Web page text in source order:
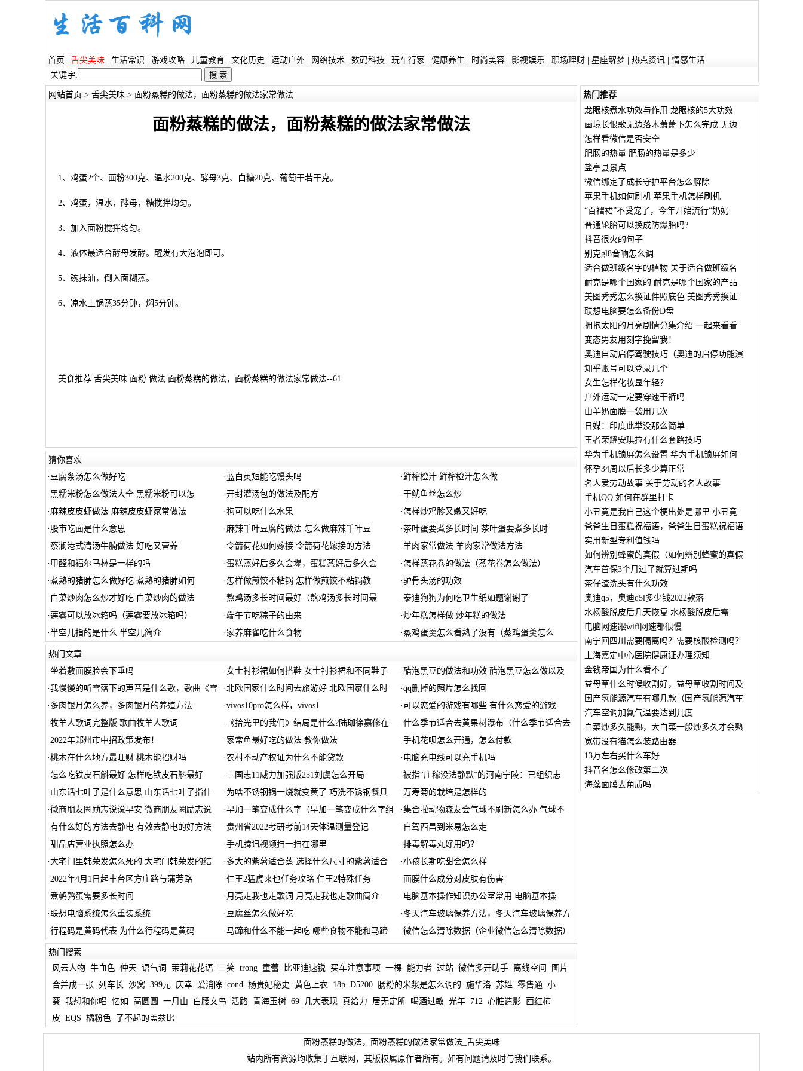
首页 舌尖美味| 生活常识 游戏攻略| 儿童教育| 文化历史 运动户外| 网络技术| 数码科技 玩车行家 健康养生 时尚美容| 影视娱乐 职场理财| 星座解梦| 热点资讯| 情感生活
关键字:
网站首页 > 舌尖美味> 面粉蒸糕的做法，面粉蒸糕的做法家常做法
面粉蒸糕的做法，面粉蒸糕的做法家常做法
1、鸡蛋2个、面粉300克、温水200克、酵母3克、白糖20克、葡萄干若干克。
2、鸡蛋，温水，酵母，糖搅拌均匀。
3、加入面粉搅拌均匀。
4、液体最适合酵母发酵。醒发有大泡泡即可。
5、碗抹油，倒入面糊蒸。
6、凉水上锅蒸35分钟，焖5分钟。
美食推荐 舌尖美味 面粉 做法 面粉蒸糕的做法，面粉蒸糕的做法家常做法--61
猜你喜欢
· 豆腐条汤怎么做好吃 · 蓝白英短能吃馒头吗 ·鲜榨橙汁 鲜榨橙汁怎么做
·黑糯米粉怎么做法大全 黑糯米粉可以怎 ·开封灌汤包的做法及配方 ·干鱿鱼丝怎么炒
·麻辣皮皮虾做法 麻辣皮皮虾家常做法 ·狗可以吃什么水果 · 怎样炒鸡胗又嫩又好吃
· 股市吃面是什么意思 ·麻辣千叶豆腐的做法 怎么做麻辣千叶豆 ·茶叶蛋要煮多长时间 茶叶蛋要煮多长时
·蔡澜港式清汤牛腩做法 好吃又营养 ·令箭荷花如何嫁接 令箭荷花嫁接的方法 ·羊肉家常做法 羊肉家常做法方法
· 甲醛和福尔马林是一样的吗 ·蛋糕蒸好后多久会塌，蛋糕蒸好后多久会 · 怎样蒸花卷的做法（蒸花卷怎么做法）
·煮熟的猪肺怎么做好吃 煮熟的猪肺如何 · 怎样做煎饺不粘锅 怎样做煎饺不粘锅教 ·驴骨头汤的功效
· 白菜炒肉怎么炒才好吃 白菜炒肉的做法 ·熬鸡汤多长时间最好（熬鸡汤多长时间最 ·泰迪狗狗为何吃卫生纸如题谢谢了
·莲雾可以放冰箱吗（莲雾要放冰箱吗） ·端午节吃粽子的由来 ·炒年糕怎样做 炒年糕的做法
·半空儿指的是什么 半空儿简介 · 家养麻雀吃什么食物 · 蒸鸡蛋羹怎么看熟了没有（蒸鸡蛋羹怎么
热门文章
·坐着敷面膜脸会下垂吗 ·女士衬衫裙如何搭鞋 女士衬衫裙和不同鞋子 · 醋泡黑豆的做法和功效 醋泡黑豆怎么做以及
·我慢慢的听雪落下的声音是什么歌，歌曲《雪 ·北欧国家什么时间去旅游好 北欧国家什么时 ·qq删掉的照片怎么找回
· 多肉银月怎么养，多肉银月的养殖方法 ·vivos10pro怎么样，vivos1 · 可以恋爱的游戏有哪些 有什么恋爱的游戏
·牧羊人歌词完整版 歌曲牧羊人歌词 · 《拾光里的我们》结局是什么?陆珈徐嘉修在 ·什么季节适合去黄果树瀑布（什么季节适合去
·2022年郑州市中招政策发布！ · 家常鱼最好吃的做法 教你做法 ·手机花呗怎么开通，怎么付款
·桃木在什么地方最旺财 桃木能招财吗 ·农村不动产权证为什么不能贷款 · 电脑充电线可以充手机吗
· 怎么吃铁皮石斛最好 怎样吃铁皮石斛最好 · 三国志11威力加强版251刘虞怎么开局 ·被指“庄稼没法静默”的河南宁陵：已组织志
· 山东话七叶子是什么意思 山东话七叶子指什 · 为啥不锈钢锅一烧就变黄了 巧洗不锈钢餐具 · 万寿菊的栽培是怎样的
·微商朋友圈励志说说早安 微商朋友圈励志说 ·早加一笔变成什么字（早加一笔变成什么字组 ·集合啦动物森友会气球不刷新怎么办 气球不
·有什么好的方法去静电 有效去静电的好方法 ·贵州省2022考研考前14天体温测量登记 · 自驾西昌到米易怎么走
·甜品店营业执照怎么办 ·手机腾讯视频扫一扫在哪里 ·排毒解毒丸好用吗？
·大宅门里韩荣发怎么死的 大宅门韩荣发的结 · 多大的紫薯适合蒸 选择什么尺寸的紫薯适合 ·小孩长期吃甜会怎么样
·2022年4月1日起丰台区方庄路与蒲芳路 ·仁王2猛虎来也任务攻略 仁王2特殊任务 · 面膜什么成分对皮肤有伤害
·煮鹌鹑蛋需要多长时间 · 月亮走我也走歌词 月亮走我也走歌曲简介 · 电脑基本操作知识办公室常用 电脑基本操
·联想电脑系统怎么重装系统 · 豆腐丝怎么做好吃 ·冬天汽车玻璃保养方法，冬天汽车玻璃保养方
·行程码是黄码代表 为什么行程码是黄码 ·马蹄和什么不能一起吃 哪些食物不能和马蹄 ·微信怎么清除数据（企业微信怎么清除数据）
热门搜索
风云人物 牛血色 仲天 语气词 茉莉花花语 三笑 trong 童蕾 比亚迪速锐 买车注意事项 一棵 能力者 过站 微信多开助手 离线空间
图片
合并成一张 列车长 沙窝 399元 庆幸 爱消除 cond 杨贵妃秘史 黄色上衣 18p D5200 肠粉的米浆是怎么调的 施华洛 苏姓 零售通 小
葵 我想和你唱 忆如 高圆圆 一月山 白腰文鸟 活路 青海玉树 69 几大表现 真给力 居无定所 喝酒过敏 光年 712 心脏造影
西红柿
皮 EQS 橘粉色 了不起的盖兹比
热门推荐
龙眼核煮水功效与作用 龙眼核的5大功效
画境长恨歌无边落木萧萧下怎么完成 无边
怎样看微信是否安全
肥肠的热量 肥肠的热量是多少
盐亭县景点
微信绑定了成长守护平台怎么解除
苹果手机如何刷机 苹果手机怎样刷机
“百褶裙”不受宠了，今年开始流行“奶奶
普通轮胎可以换成防爆胎吗?
抖音很火的句子
别克gl8音响怎么调
适合做班级名字的植物 关于适合做班级名
耐克是哪个国家的 耐克是哪个国家的产品
美图秀秀怎么换证件照底色 美图秀秀换证
联想电脑要怎么备份D盘
拥抱太阳的月亮剧情分集介绍 一起来看看
变态男友用刻字挽留我！
奥迪自动启停驾驶技巧（奥迪的启停功能演
知乎账号可以登录几个
女生怎样化妆显年轻？
户外运动一定要穿速干裤吗
山羊奶面膜一袋用几次
日媒：印度此举没那么简单
王者荣耀安琪拉有什么套路技巧
华为手机锁屏怎么设置 华为手机锁屏如何
怀孕34周以后长多少算正常
名人爱劳动故事 关于劳动的名人故事
手机QQ 如何在群里打卡
小丑竟是我自己这个梗出处是哪里 小丑竟
爸爸生日蛋糕祝福语，爸爸生日蛋糕祝福语
实用新型专利值钱吗
如何辨别蜂蜜的真假（如何辨别蜂蜜的真假
汽车首保3个月过了就算过期吗
茶仔渣洗头有什么功效
奥迪q5，奥迪q5l多少钱2022款落
水杨酸脱皮后几天恢复 水杨酸脱皮后需
电脑网速跟wifi网速都很慢
南宁回四川需要隔离吗？需要核酸检测吗？
上海嘉定中心医院健康证办理须知
金钱帝国为什么看不了
益母草什么时候收割好，益母草收割时间及
国产氢能源汽车有哪几款（国产氢能源汽车
汽车空调加氟气温要达到几度
白菜炒多久能熟，大白菜一般炒多久才会熟
宽带没有猫怎么装路由器
13万左右买什么车好
抖音名怎么修改第二次
海藻面膜去角质吗
面粉蒸糕的做法，面粉蒸糕的做法家常做法_舌尖美味
站内所有资源均收集于互联网，其版权属原作者所有。如有问题请及时与我们联系。